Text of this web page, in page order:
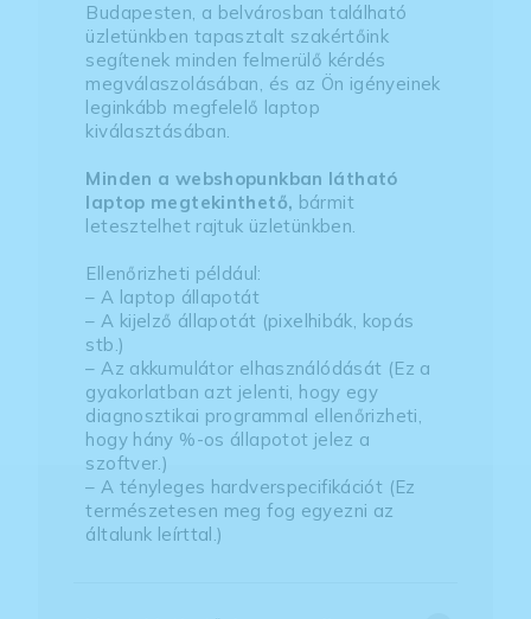
Budapesten, a belvárosban található
üzletünkben tapasztalt szakértőink
segítenek minden felmerülő kérdés
megválaszolásában, és az Ön igényeinek
leginkább megfelelő laptop
kiválasztásában.
Minden a webshopunkban látható
laptop megtekinthető, bármit
letesztelhet rajtuk üzletünkben.
Ellenőrizheti például:
– A laptop állapotát
– A kijelző állapotát (pixelhibák, kopás
stb.)
– Az akkumulátor elhasználódását (Ez a
gyakorlatban azt jelenti, hogy egy
diagnosztikai programmal ellenőrizheti,
hogy hány %-os állapotot jelez a
szoftver.)
– A tényleges hardverspecifikációt (Ez
természetesen meg fog egyezni az
általunk leírttal.)